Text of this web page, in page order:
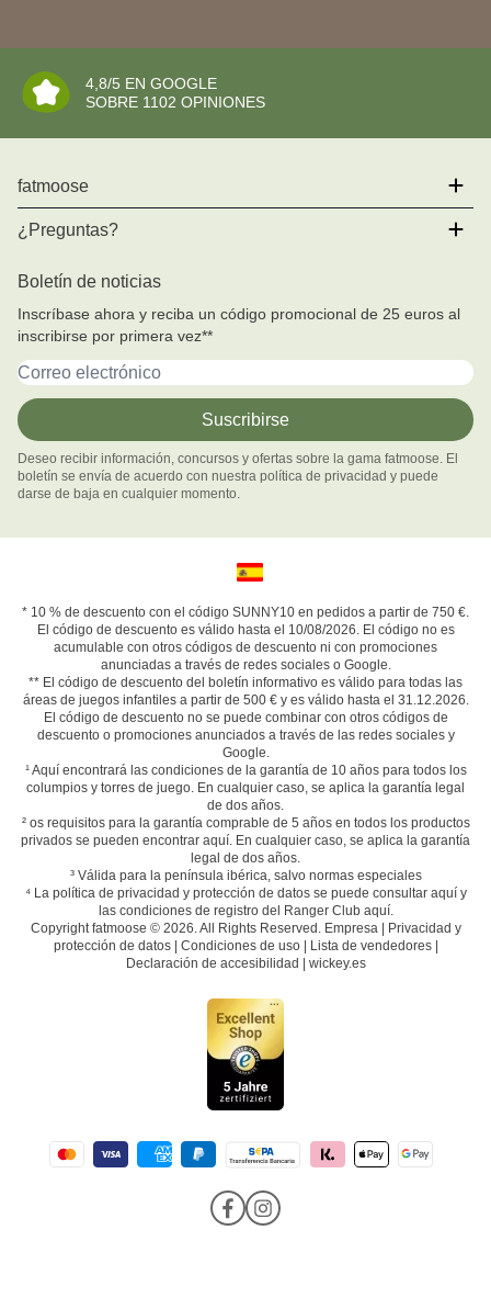
4,8/5 EN GOOGLE
SOBRE 1102 OPINIONES
fatmoose
Acerca de nosotros
Inspiration
Horario de atención telefónica
Forma de pago
Gastos de envío
Devoluciones & Cambios
Declaración de garantía
Términos de revocación
Desistir del contrato
¿Preguntas?
FAQ
Formulario de contacto
Boletín de noticias
Inscríbase ahora y reciba un código promocional de 25 euros al
inscribirse por primera vez**
Dirección de email
Suscribirse
Deseo recibir información, concursos y ofertas sobre la gama fatmoose. El
boletín se envía de acuerdo con nuestra política de privacidad y puede
darse de baja en cualquier momento.
* 10 % de descuento con el código SUNNY10 en pedidos a partir de 750 €.
El código de descuento es válido hasta el 10/08/2026. El código no es
acumulable con otros códigos de descuento ni con promociones
anunciadas a través de redes sociales o Google.
** El código de descuento del boletín informativo es válido para todas las
áreas de juegos infantiles a partir de 500 € y es válido hasta el 31.12.2026.
El código de descuento no se puede combinar con otros códigos de
descuento o promociones anunciados a través de las redes sociales y
Google.
¹Aquíencontrará las condiciones de la garantía de 10 años para todos los
columpios y torres de juego. En cualquier caso, se aplica la garantía legal
de dos años.
² os requisitos para la garantía comprable de 5 años en todos los productos
privados se pueden encontrar aquí . En cualquier caso, se aplica la garantía
legal de dos años.
³ Válida para la península ibérica, salvo normas especiales
⁴ La política de privacidad y protección de datos se puede consultar aquíy
las condiciones de registro del Ranger Club aquí.
Copyright fatmoose © 2026. All Rights Reserved. Empresa | Privacidad y
protección de datos| Condiciones de uso| Lista de vendedores|
Declaración de accesibilidad | wickey.es